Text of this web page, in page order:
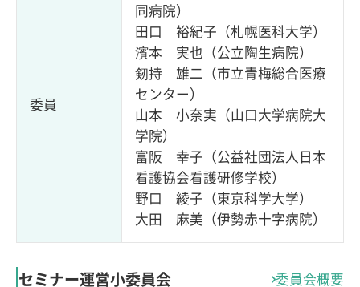
委員
同病院）
田口 裕紀子（札幌医科大学）
濱本 実也（公立陶生病院）
剱持 雄二（市立青梅総合医療
センター）
山本 小奈実（山口大学病院大
学院）
富阪 幸子（公益社団法人日本
看護協会看護研修学校）
野口 綾子（東京科学大学）
大田 麻美（伊勢赤十字病院）
セミナー運営小委員会 委員会概要